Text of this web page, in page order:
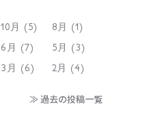
10月 (5)
8月 (1)
6月 (7)
5月 (3)
3月 (6) 2月 (4)
≫ 過去の投稿一覧